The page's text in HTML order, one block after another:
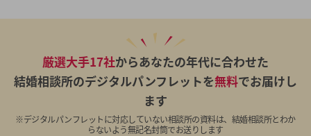
厳選大手17社からあなたの年代に合わせた
結婚相談所のデジタルパンフレットを無料でお届けし
ます
※デジタルパンフレットに対応していない相談所の資料は、結婚相談所とわか
らないよう無記名封筒でお送りします